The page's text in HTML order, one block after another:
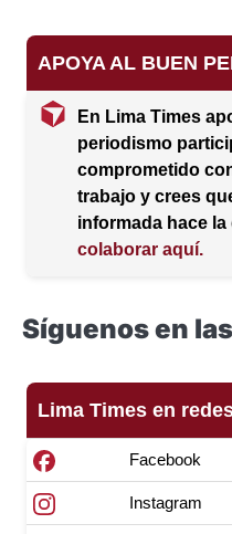
APOYA AL BUEN
En Lima Times
periodismo
comprometido
trabajo y crees
informada hace la
colaborar aquí.
Síguenos en
Lima Times en
Facebook
Instagram